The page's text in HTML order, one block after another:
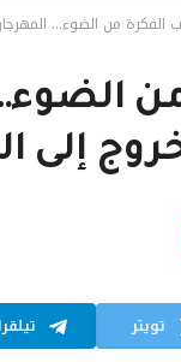
الفكرة من الضوء…
إلى
تويتر